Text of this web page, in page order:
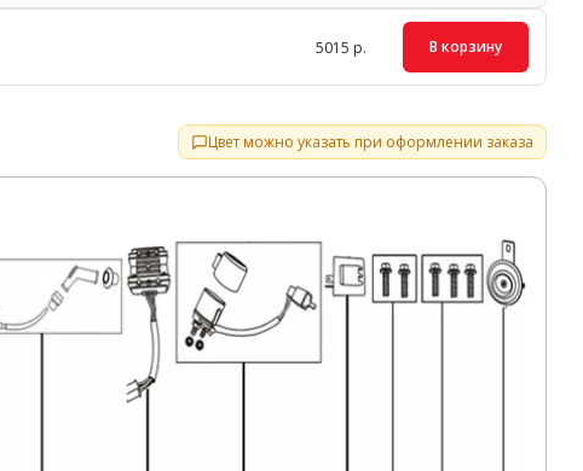
5015 р. В корзину
Цвет можно указать при оформлении заказа